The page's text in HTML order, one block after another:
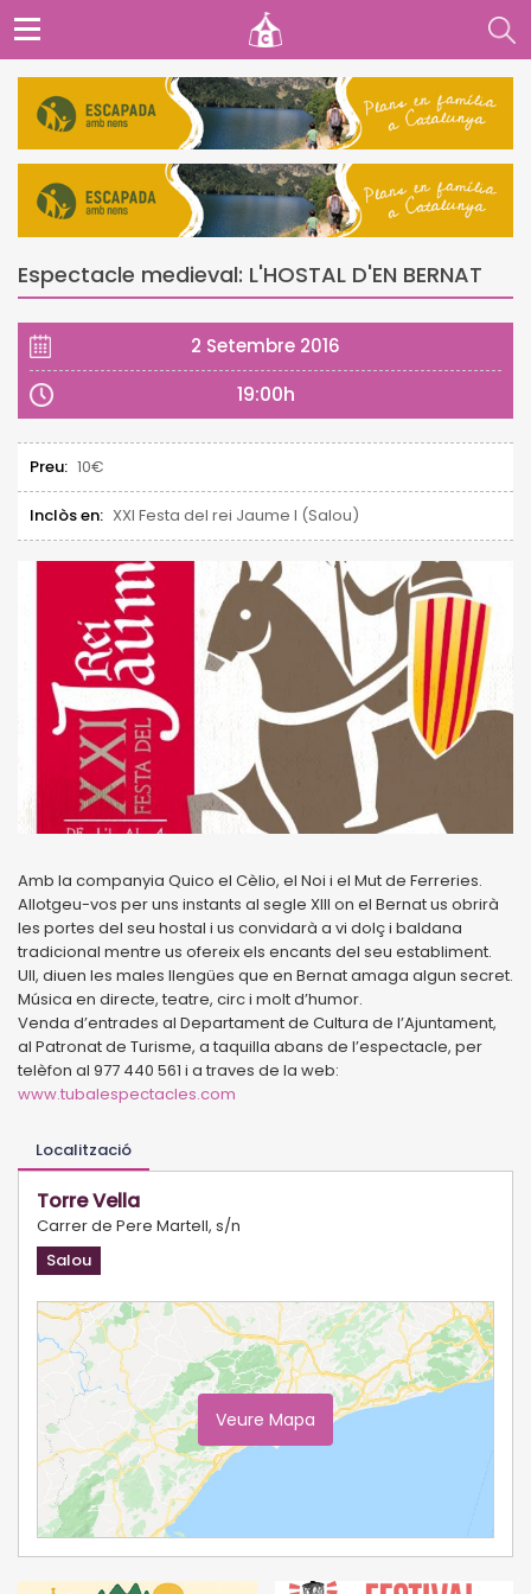
Espectacle medieval: L'HOSTAL D'EN BERNAT
2 Setembre 2016
19:00h
Preu: 10€
Inclòs en: XXI Festa del rei Jaume I (Salou)
Amb la companyia Quico el Cèlio, el Noi i el Mut de Ferreries.
Allotgeu-vos per uns instants al segle XIII on el Bernat us obrirà
les portes del seu hostal i us convidarà a vi dolç i baldana
tradicional mentre us ofereix els encants del seu establiment.
Ull, diuen les males llengües que en Bernat amaga algun secret.
Música en directe, teatre, circ i molt d’humor.
Venda d’entrades al Departament de Cultura de l’Ajuntament,
al Patronat de Turisme, a taquilla abans de l’espectacle, per
telèfon al 977 440 561 i a traves de la web:
www.tubalespectacles.com
Localització
Torre Vella
Carrer de Pere Martell, s/n
Salou
Veure Mapa